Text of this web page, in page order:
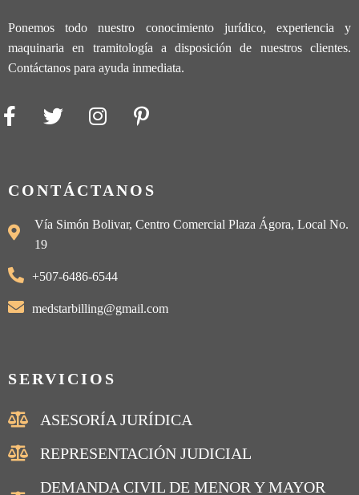
Ponemos todo nuestro conocimiento jurídico, experiencia y
maquinaria en tramitología a disposición de nuestros clientes.
Contáctanos para ayuda inmediata.
CONTÁCTANOS
Vía Simón Bolivar, Centro Comercial Plaza Ágora, Local No.
19
+507-6486-6544
medstarbilling@gmail.com
SERVICIOS
ASESORÍA JURÍDICA
REPRESENTACIÓN JUDICIAL
DEMANDA CIVIL DE MENOR Y MAYOR